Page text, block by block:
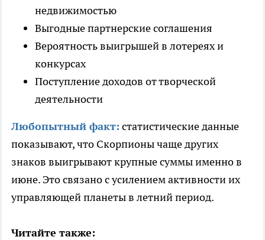
недвижимостью
Выгодные партнерские соглашения
Вероятность выигрышей в лотереях и
конкурсах
Поступление доходов от творческой
деятельности
Любопытный факт: статистические данные
показывают, что Скорпионы чаще других
знаков выигрывают крупные суммы именно в
июне. Это связано с усилением активности их
управляющей планеты в летний период.
Читайте также: